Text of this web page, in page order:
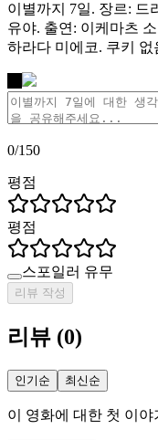
이별까지 7일. 장르: 드
유야. 출연: 이케마츠
하라다 미에코. 쿠키 없
0/150
평점
평점
스포일러 유무
리뷰 작성
리뷰 (0)
인기순 최신순
이 영화에 대한 첫 이